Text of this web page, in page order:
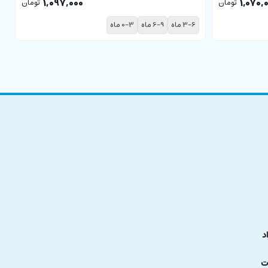
تومان
تومان
3-6 ماه
6-9 ماه 0-3 ماه